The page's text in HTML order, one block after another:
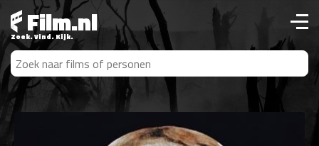
Film.nl
Zoek. Vind. Kijk.